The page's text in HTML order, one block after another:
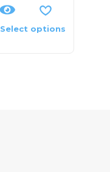
Select options